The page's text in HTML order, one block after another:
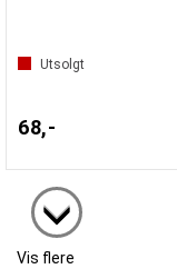
Utsolgt
68,-
Vis flere